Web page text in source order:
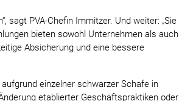
sagt PVA-Chefin Immitzer. Und weiter: „Sie
bieten sowohl Unternehmen als auch
Absicherung und eine bessere
einzelner schwarzer Schafe in
etablierter Geschäftspraktiken oder